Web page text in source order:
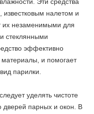
известковым налетом и
их незаменимыми для
стеклянными
эффективно
материалы, и помогает
парилки.
уделять чистоте
дверей парных и окон. В